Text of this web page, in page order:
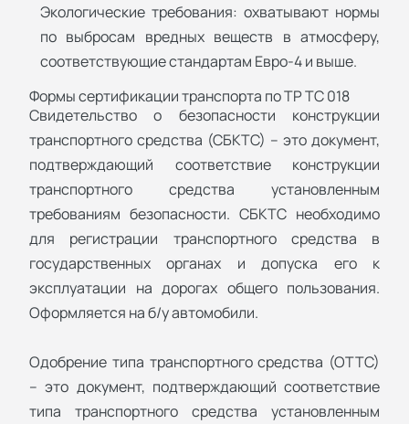
Экологические требования: охватывают нормы
по выбросам вредных веществ в атмосферу,
соответствующие стандартам Евро-4 и выше.
Формы сертификации транспорта по ТР ТС 018
Свидетельство о безопасности конструкции
транспортного средства (СБКТС) – это документ,
подтверждающий соответствие конструкции
транспортного средства установленным
требованиям безопасности. СБКТС необходимо
для регистрации транспортного средства в
государственных органах и допуска его к
эксплуатации на дорогах общего пользования.
Оформляется на б/у автомобили.
Одобрение типа транспортного средства (ОТТС)
– это документ, подтверждающий соответствие
типа транспортного средства установленным